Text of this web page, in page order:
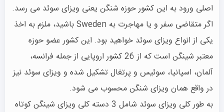
اصلی ورود به این کشور حوزه شنگن یعنی ویزای سوئد می رسد.
اگر متقاضی سفر و یا مهاجرت به Sweden باشید، ملزم به اخذ
یکی از انواع ویزای سوئد خواهید بود. این کشور عضو حوزه
معتبر شینگن است که از 26 کشور اروپایی از جمله فرانسه،
آلمان، اسپانیا، سوئیس و پرتغال تشکیل شده و ویزای سوئد نیز
در واقع همان ویزای شنگن محسوب می شود.
به طور کلی ویزای سوئد شامل 3 دسته کلی ویزای شینگن کوتاه